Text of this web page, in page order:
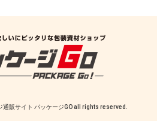
販サイト パッケージGO all rights reserved.